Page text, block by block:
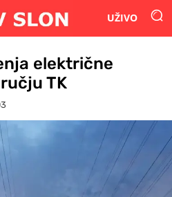
UŽIVO
električne
TK